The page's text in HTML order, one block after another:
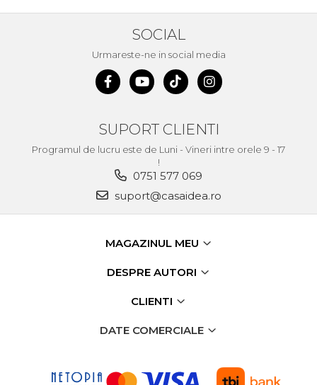
Echipamente de Lucru &
Multidetector
Pistol Spuma Poliuretanica
Termometru Infrarosu
tamplarie si alte domenii
Suruburi si dibluri
SOCIAL
Urmareste-ne in social media
SUPORT CLIENTI
Programul de lucru este de Luni - Vineri intre orele 9 - 17
!
0751 577 069
suport@casaidea.ro
MAGAZINUL MEU
DESPRE AUTORI
CLIENTI
DATE COMERCIALE